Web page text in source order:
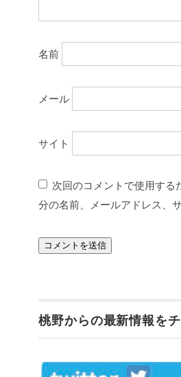
名前
メール
サイト
次回のコメントで使用する
分の名前、メールアドレス、
桃野からの最新情報をチ